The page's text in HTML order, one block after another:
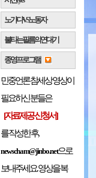
노가다 VS 노동자
불타는 필름의 연대기
종영프로그램
민중언론 참세상 영상이
필요하신 분들은
[자료제공 신청서]
를 작성한 후,
newscham@jinbo.net으로
보내주세요. 영상을 복